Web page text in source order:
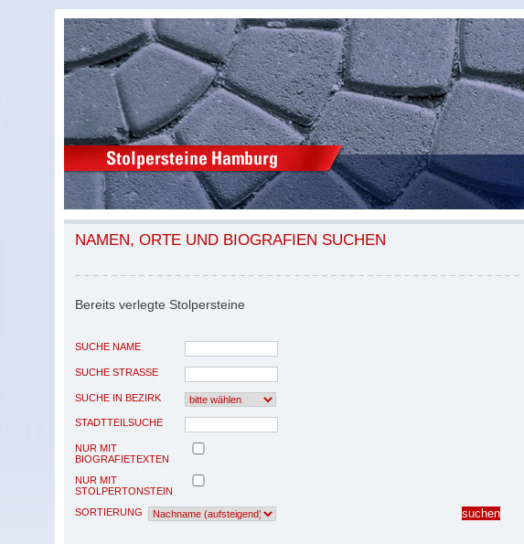
NAMEN, ORTE UND BIOGRAFIEN SUCHEN
Bereits verlegte Stolpersteine
SUCHE NAME
SUCHE STRASSE
SUCHE IN BEZIRK
STADTTEILSUCHE
NUR MIT
BIOGRAFIETEXTEN
NUR MIT
STOLPERTONSTEIN
SORTIERUNG